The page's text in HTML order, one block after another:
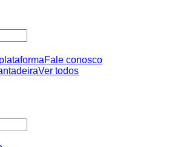
Fale conosco
Ver todos